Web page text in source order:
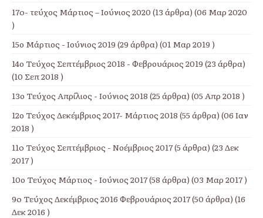
17o- τεύχος Μάρτιος – Ιούνιος 2020 (13 άρθρα) (06 Μαρ 2020
)
15ο Μάρτιος - Ιούνιος 2019 (29 άρθρα) (01 Μαρ 2019 )
14ο Τεύχος Σεπτέμβριος 2018 - Φεβρουάριος 2019 (23 άρθρα)
(10 Σεπ 2018 )
13ο Τεύχος Απρίλιος - Ιούνιος 2018 (25 άρθρα) (05 Απρ 2018 )
12ο Τεύχος Δεκέμβριος 2017- Μάρτιος 2018 (55 άρθρα) (06 Ιαν
2018 )
11o Τεύχος Σεπτέμβριος - Νοέμβριος 2017(5 άρθρα) (23 Δεκ
2017 )
10ο Τεύχος Μάρτιος - Ιούνιος 2017(58 άρθρα) (03 Μαρ 2017 )
9o Τεύχος Δεκέμβριος 2016 Φεβρουάριος 2017(50 άρθρα) (16
Δεκ 2016 )